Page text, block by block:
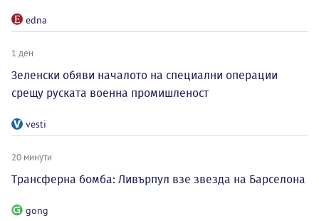
edna
1 ден
Зеленски обяви началото на специални операции
срещу руската военна промишленост
vesti
20 минути
Трансферна бомба: Ливърпул взе звезда на Барселона
gong